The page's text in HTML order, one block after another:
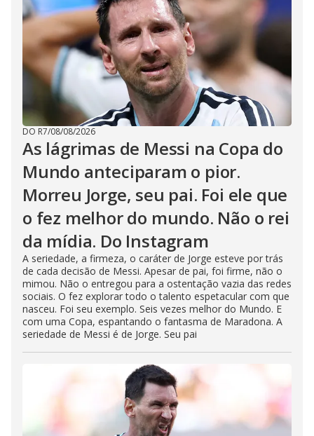
DO R7/08/08/2026
As lágrimas de Messi na Copa do
Mundo anteciparam o pior.
Morreu Jorge, seu pai. Foi ele que
o fez melhor do mundo. Não o rei
da mídia. Do Instagram
A seriedade, a firmeza, o caráter de Jorge esteve por trás
de cada decisão de Messi. Apesar de pai, foi firme, não o
mimou. Não o entregou para a ostentação vazia das redes
sociais. O fez explorar todo o talento espetacular com que
nasceu. Foi seu exemplo. Seis vezes melhor do Mundo. E
com uma Copa, espantando o fantasma de Maradona. A
seriedade de Messi é de Jorge. Seu pai